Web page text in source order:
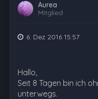
Aurea
Mitglied
6. Dez 2016 15:57
Hallo,
Seit 8 Tagen bin ich
unterwegs.